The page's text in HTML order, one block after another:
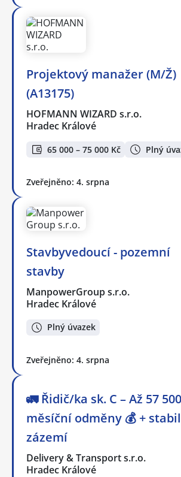
Projektový manažer (M/Ž)
(A13175)
HOFMANN WIZARD s.r.o.
Hradec Králové
65 000 – 75 000 Kč Plný
Zveřejněno: 4. srpna
Stavbyvedoucí - pozemní
stavby
ManpowerGroup s.r.o.
Hradec Králové
Plný úvazek
Zveřejněno: 4. srpna
🚛 Řidič/ka sk. C – Až 57
měsíční odměny 💰 +
zázemí
Delivery & Transport s.r.o.
Hradec Králové